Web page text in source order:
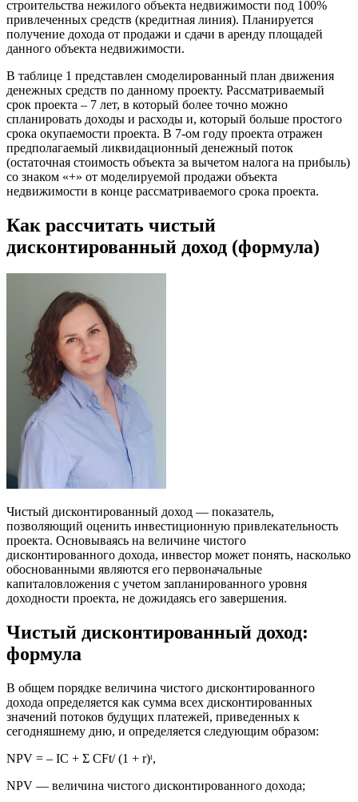
строительства нежилого объекта недвижимости под 100%
привлеченных средств (кредитная линия). Планируется
получение дохода от продажи и сдачи в аренду площадей
данного объекта недвижимости.
В таблице 1 представлен смоделированный план движения
денежных средств по данному проекту. Рассматриваемый
срок проекта – 7 лет, в который более точно можно
спланировать доходы и расходы и, который больше простого
срока окупаемости проекта. В 7-ом году проекта отражен
предполагаемый ликвидационный денежный поток
(остаточная стоимость объекта за вычетом налога на прибыль)
со знаком «+» от моделируемой продажи объекта
недвижимости в конце рассматриваемого срока проекта.
Как рассчитать чистый
дисконтированный доход (формула)
Чистый дисконтированный доход — показатель,
позволяющий оценить инвестиционную привлекательность
проекта. Основываясь на величине чистого
дисконтированного дохода, инвестор может понять, насколько
обоснованными являются его первоначальные
капиталовложения с учетом запланированного уровня
доходности проекта, не дожидаясь его завершения.
Чистый дисконтированный доход:
формула
В общем порядке величина чистого дисконтированного
дохода определяется как сумма всех дисконтированных
значений потоков будущих платежей, приведенных к
сегодняшнему дню, и определяется следующим образом:
NPV = – IC + Ʃ CFt/ (1 + r)ᵗ,
NPV — величина чистого дисконтированного дохода;